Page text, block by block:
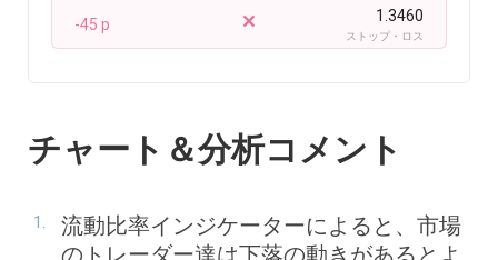
-45 p 1.3460
ストップ・ロス
チャート＆分析コメント
流動比率インジケーターによると、市場